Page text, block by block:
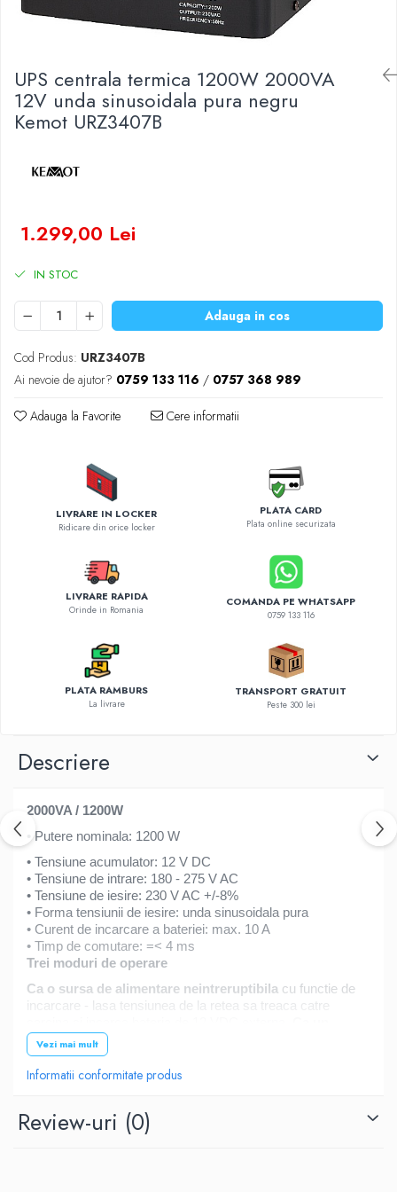
Lanterne
Lampi
Kit-uri vlogging
Convertoare tensiune
Ventilatoare
Cablu coaxial
Periferice PC
Accesorii auto
Redresoare
Roboti pornire
Carcase protectie NOCO BOOST
Incarcator masina electrica
Aparate de spalat cu presiune
Compresoare
Baterii Zinc-Aer
UPS centrala termica 1200W 2000VA
12V unda sinusoidala pura negru
Kemot URZ3407B
1.299,00 Lei
IN STOC
Adauga in cos
Cod Produs: URZ3407B
Ai nevoie de ajutor? 0759 133 116 / 0757 368 989
Adauga la Favorite Cere informatii
LIVRARE IN LOCKER
Ridicare din orice locker
PLATA CARD
Plata online securizata
LIVRARE RAPIDA
Orinde in Romania
COMANDA PE WHATSAPP
0759 133 116
PLATA RAMBURS
La livrare
TRANSPORT GRATUIT
Peste 300 lei
Descriere
2000VA / 1200W
Putere nominala: 1200 W
• Tensiune acumulator: 12 V DC
• Tensiune de intrare: 180 - 275 V AC
• Tensiune de iesire: 230 V AC +/-8%
• Forma tensiunii de iesire: unda sinusoidala pura
• Curent de incarcare a bateriei: max. 10 A
• Timp de comutare: =< 4 ms
Trei moduri de operare
Ca o sursa de alimentare neintreruptibila cu functie de
incarcare - lasa tensiunea de la retea sa treaca catre
redresor
- incarca bateria externa (dispozitivul trebuie sa
fie conectat la sursa de alimentare 230V AC).
invertor -converteste tensiunea de 12V DC de la bateria
UPS Utilizare
Vezi mai mult
Informatii conformitate produs
Review-uri (0)